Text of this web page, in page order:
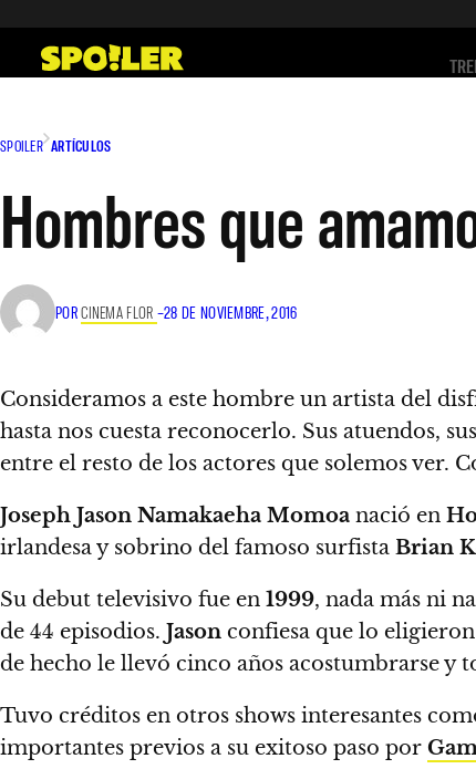
contenido
SPOILER ARTÍCULOS
Hombres que
PORCINEMA FLOR –28 DE NOVIEMBRE, 2016
Consideramos a este hombre un artista del
hasta nos cuesta reconocerlo. Sus atuendos,
entre el resto de los actores que solemos ver.
Joseph Jason Namakaeha Momoa nació en
irlandesa y sobrino del famoso surfista Brian
Su debut televisivo fue en 1999, nada más ni
de 44 episodios. Jason confiesa que lo
de hecho le llevó cinco años acostumbrarse y
Tuvo créditos en otros shows interesantes
importantes previos a su exitoso paso por